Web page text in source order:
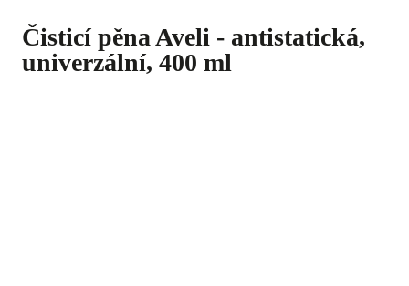
Čisticí pěna Aveli - antistatická,
univerzální, 400 ml